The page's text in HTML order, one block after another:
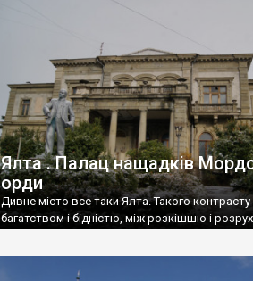
Ялта . Палац нащадків
орди
Дивне місто все таки Ялта. Такого контрасту
багатством і бідністю, між розкішшю і